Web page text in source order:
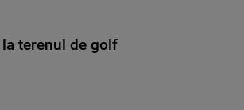
terenul de golf